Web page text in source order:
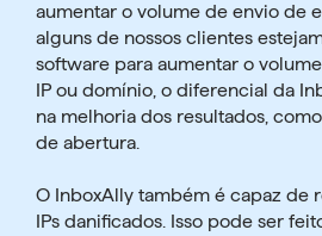
aumentar o volume de envio de
alguns de nossos clientes
software para aumentar o
IP ou domínio, o diferencial da
na melhoria dos resultados,
de abertura.
O InboxAlly também é capaz de
IPs danificados. Isso pode ser